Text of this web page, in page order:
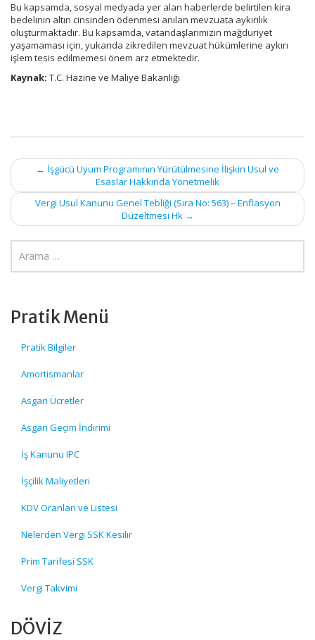
Bu kapsamda, sosyal medyada yer alan haberlerde belirtilen kira
bedelinin altın cinsinden ödenmesi anılan mevzuata aykırılık
oluşturmaktadır. Bu kapsamda, vatandaşlarımızın mağduriyet
yaşamaması için, yukarıda zikredilen mevzuat hükümlerine aykırı
işlem tesis edilmemesi önem arz etmektedir.
Kaynak: T.C. Hazine ve Maliye Bakanlığı
Post
navigation
← İşgücü Uyum Programının Yürütülmesine İlişkin Usul ve
Esaslar Hakkında Yönetmelik
Vergi Usul Kanunu Genel Tebliği (Sıra No: 563) – Enflasyon
Düzeltmesi Hk →
Pratik Menü
Pratik Bilgiler
Amortismanlar
Asgari Ücretler
Asgari Geçim İndirimi
İş Kanunu IPC
İşçilik Maliyetleri
KDV Oranları ve Listesi
Nelerden Vergi SSK Kesilir
Prim Tarifesi SSK
Vergi Takvimi
DÖVİZ